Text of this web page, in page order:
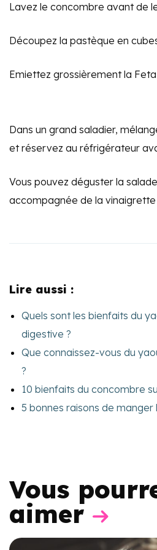
Lavez le concombre avant de
Découpez la pastèque en
Emiettez grossièrement la
Dans un grand saladier,
et réservez au réfrigérateur
Vous pouvez déguster la
accompagnée de la
Lire aussi :
Quels sont les bienfaits du
digestive ?
Que connaissez-vous du
?
10 bienfaits du concombre
5 bonnes raisons de manger
Vous
aimer